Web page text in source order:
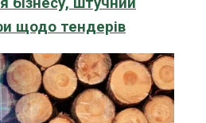
щодо тендерів